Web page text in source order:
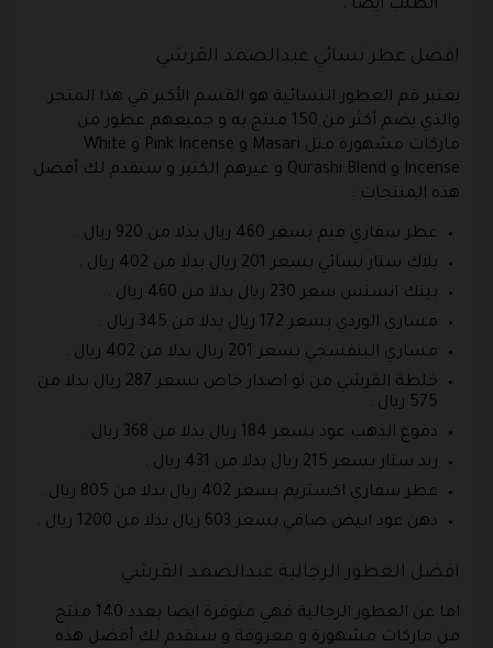
الطلب أيضا .
افضل عطر نسائي عبدالصمد القرشي
يعتبر قم العطور النسائية هو القسم الأكبر في هذا المتجر
والذي يضم أكثر من 150 منتج به و جميعهم عطور من
ماركات مشهورة مثل Masari و Pink Incense و White
Incense و Qurashi Blend و غيرهم الكثير و سنقدم لك أفضل
هذه المنتجات :
عطر سفاري فيم بسعر 460 ريال بدلا من 920 ريال .
بلاك ستار نسائي بسعر 201 ريال بدلا من 402 ريال .
بينك انسنس سعر 230 ريال بدلا من 460 ريال .
مساري الوردي بسعر 172 ريال بدلا من 345 ريال .
مساري البنفسجي بسعر 201 ريال بدلا من 402 ريال .
خلطة القرشي من نو اصدار خاص بسعر 287 ريال بدلا من
575 ريال .
دموع الذهب عود بسعر 184 ريال بدلا من 368 ريال .
ريد ستار بسعر 215 ريال بدلا من 431 ريال .
عطر سفاري اكستريم بسعر 402 ريال بدلا من 805 ريال .
دهن عود ابيض صافي بسعر 603 ريال بدلا من 1200 ريال .
افضل العطور الرجالية عبدالصمد القرشي
اما عن العطور الرجالية فهي متوفرة ايضا بعدد 140 منتج
من ماركات مشهورة و معروفة و سنقدم لك أفضل هذه